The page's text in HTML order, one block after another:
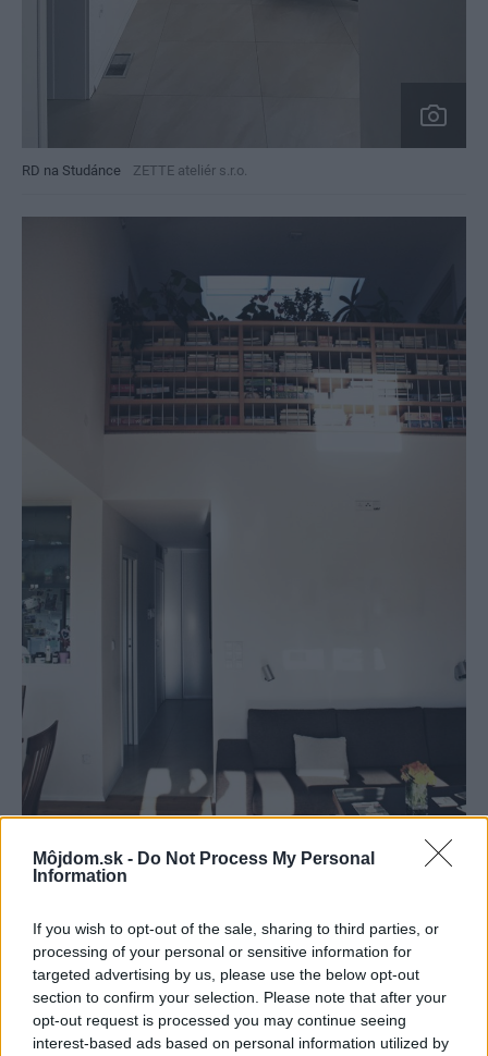
Môjdom.sk - Do Not Process My Personal
Information
If you wish to opt-out of the sale, sharing to third parties, or
processing of your personal or sensitive information for
targeted advertising by us, please use the below opt-out
section to confirm your selection. Please note that after your
opt-out request is processed you may continue seeing
interest-based ads based on personal information utilized by
RD na Studánce ZETTE ateliér s.r.o.
RD na Studánce v skratke
Architektonický ateliér:ZETTE ateliér s.r.o.